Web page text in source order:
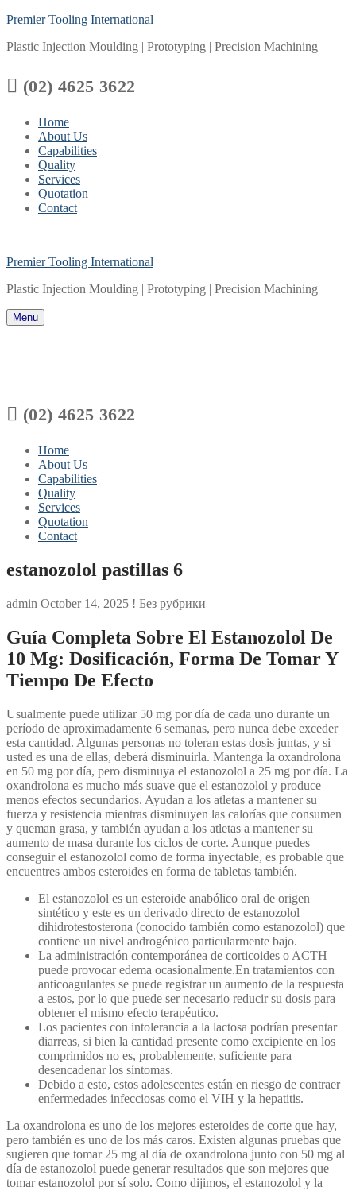
Skip
content
Menu
Close
Premier Tooling International
Plastic Injection Moulding | Prototyping | Precision Machining
 (02) 4625 3622
Home
About Us
Capabilities
Quality
Services
Quotation
Contact
Premier Tooling International
Plastic Injection Moulding | Prototyping | Precision Machining
Menu
 (02) 4625 3622
Home
About Us
Capabilities
Quality
Services
Quotation
Contact
estanozolol pastillas 6
admin October 14, 2025 ! Без рубрики
Guía Completa Sobre El Estanozolol De
10 Mg: Dosificación, Forma De Tomar Y
Tiempo De Efecto
Usualmente puede utilizar 50 mg por día de cada uno durante un
período de aproximadamente 6 semanas, pero nunca debe exceder
esta cantidad. Algunas personas no toleran estas dosis juntas, y si
usted es una de ellas, deberá disminuirla. Mantenga la oxandrolona
en 50 mg por día, pero disminuya el estanozolol a 25 mg por día. La
oxandrolona es mucho más suave que el estanozolol y produce
menos efectos secundarios. Ayudan a los atletas a mantener su
fuerza y ​​resistencia mientras disminuyen las calorías que consumen
y queman grasa, y también ayudan a los atletas a mantener su
aumento de masa durante los ciclos de corte. Aunque puedes
conseguir el estanozolol como de forma inyectable, es probable que
encuentres ambos esteroides en forma de tabletas también.
El estanozolol es un esteroide anabólico oral de origen
sintético y este es un derivado directo de estanozolol
dihidrotestosterona (conocido también como estanozolol) que
contiene un nivel androgénico particularmente bajo.
La administración contemporánea de corticoides o ACTH
puede provocar edema ocasionalmente.En tratamientos con
anticoagulantes se puede registrar un aumento de la respuesta
a estos, por lo que puede ser necesario reducir su dosis para
obtener el mismo efecto terapéutico.
Los pacientes con intolerancia a la lactosa podrían presentar
diarreas, si bien la cantidad presente como excipiente en los
comprimidos no es, probablemente, suficiente para
desencadenar los síntomas.
Debido a esto, estos adolescentes están en riesgo de contraer
enfermedades infecciosas como el VIH y la hepatitis.
La oxandrolona es uno de los mejores esteroides de corte que hay,
pero también es uno de los más caros. Existen algunas pruebas que
sugieren que tomar 25 mg al día de oxandrolona junto con 50 mg al
día de estanozolol puede generar resultados que son mejores que
tomar estanozolol por sí solo. Como dijimos, el estanozolol y la